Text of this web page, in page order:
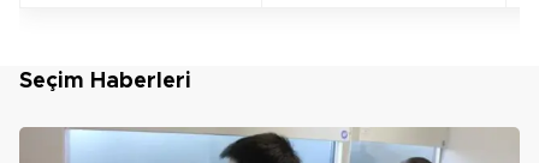
Seçim Haberleri